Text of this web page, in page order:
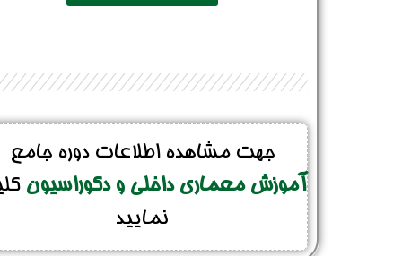
جهت مشاهده اطلاعات دوره جامع
آموزش معماری داخلی و دکوراسیون
نمایید